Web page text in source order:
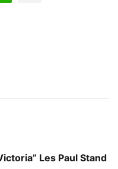
Les Paul Stand